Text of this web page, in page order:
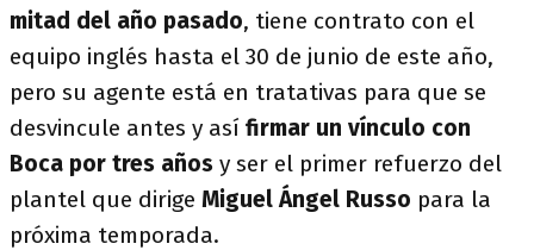
mitad del año pasado, tiene contrato con el
equipo inglés hasta el 30 de junio de este año,
pero su agente está en tratativas para que se
desvincule antes y así firmar un vínculo con
Boca por tres años y ser el primer refuerzo del
plantel que dirige Miguel Ángel Russo para la
próxima temporada.